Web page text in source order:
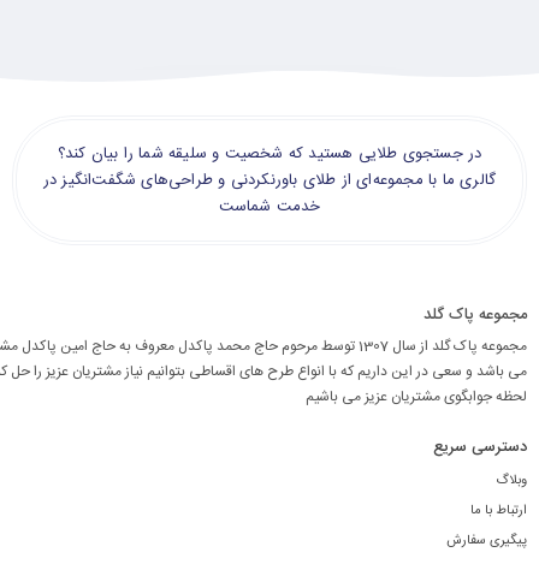
در جستجوی طلایی هستید که شخصیت و سلیقه شما را بیان کند؟
گالری ما با مجموعه‌ای از طلای باورنکردنی و طراحی‌های شگفت‌انگیز در
خدمت شماست
مجموعه پاک گلد
مجموعه پاک گلد از سال 1307 توسط مرحوم حاج محمد پاکدل معروف به حاج امین
می باشد و سعی در این داریم که با انواع طرح های اقساطی بتوانیم نیاز مشتریان عزیز را حل
لحظه جوابگوی مشتریان عزیز می باشیم
دسترسی سریع
وبلاگ
ارتباط با ما
پیگیری سفارش